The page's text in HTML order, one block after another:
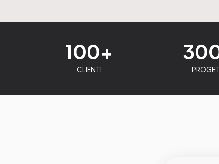
100+
CLIENTI